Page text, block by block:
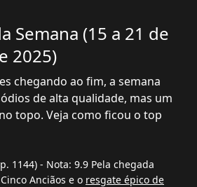
Semana (15 a 21 de
2025)
chegando ao fim, a semana
de alta qualidade, mas um
topo. Veja como ficou o top
1144) - Nota: 9.9 Pela chegada
Anciãos e o resgate épico de